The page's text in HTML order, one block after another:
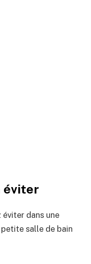
éviter
éviter dans une
salle de bain